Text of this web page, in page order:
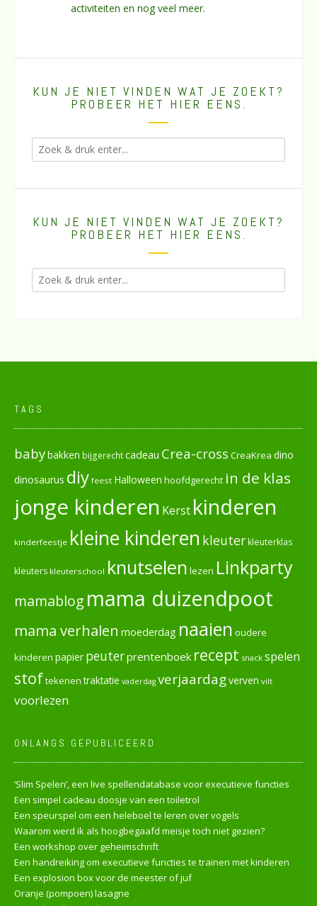
activiteiten en nog veel meer.
KUN JE NIET VINDEN WAT JE ZOEKT?
PROBEER HET HIER EENS.
KUN JE NIET VINDEN WAT JE ZOEKT?
PROBEER HET HIER EENS.
TAGS
babybakken bijgerechtcadeau Crea-cross CreaKrea dino
dinosaurus diy feest Halloween hoofdgerecht in de klas
jonge kinderen Kerst kinderen
kinderfeestje kleine kinderen kleuterkleuterklas
kleuters kleuterschool knutselen lezen Linkparty
mamablog mama duizendpoot
mama verhalen moederdag naaien oudere
kinderen papier peuterprentenboek recept snack spelen
stoftekenen traktatie vaderdag verjaardagverven vilt
voorlezen
ONLANGS GEPUBLICEERD
‘Slim Spelen’, een live spellendatabase voor executieve functies
Een simpel cadeau doosje van een toiletrol
Een speurspel om een heleboel te leren over vogels
Waarom werd ik als hoogbegaafd meisje toch niet gezien?
Een workshop over geheimschrift
Een handreiking om executieve functies te trainen met kinderen
Een explosion box voor de meester of juf
Oranje (pompoen) lasagne